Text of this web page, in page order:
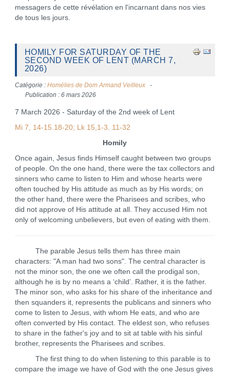
messagers de cette révélation en l'incarnant dans nos vies
de tous les jours.
HOMILY FOR SATURDAY OF THE
SECOND WEEK OF LENT (MARCH 7,
2026)
Catégorie : Homélies de Dom Armand Veilleux
Publication : 6 mars 2026
7 March 2026 - Saturday of the 2nd week of Lent
Mi 7, 14-15.18-20; Lk 15,1-3. 11-32
Homily
Once again, Jesus finds Himself caught between two groups
of people. On the one hand, there were the tax collectors and
sinners who came to listen to Him and whose hearts were
often touched by His attitude as much as by His words; on
the other hand, there were the Pharisees and scribes, who
did not approve of His attitude at all. They accused Him not
only of welcoming unbelievers, but even of eating with them.
The parable Jesus tells them has three main
characters: "A man had two sons". The central character is
not the minor son, the one we often call the prodigal son,
although he is by no means a ‘child’. Rather, it is the father.
The minor son, who asks for his share of the inheritance and
then squanders it, represents the publicans and sinners who
come to listen to Jesus, with whom He eats, and who are
often converted by His contact. The eldest son, who refuses
to share in the father's joy and to sit at table with his sinful
brother, represents the Pharisees and scribes.
The first thing to do when listening to this parable is to
compare the image we have of God with the one Jesus gives